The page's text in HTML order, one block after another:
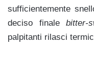
sufficientemente
deciso finalebitter-
palpitanti rilasci